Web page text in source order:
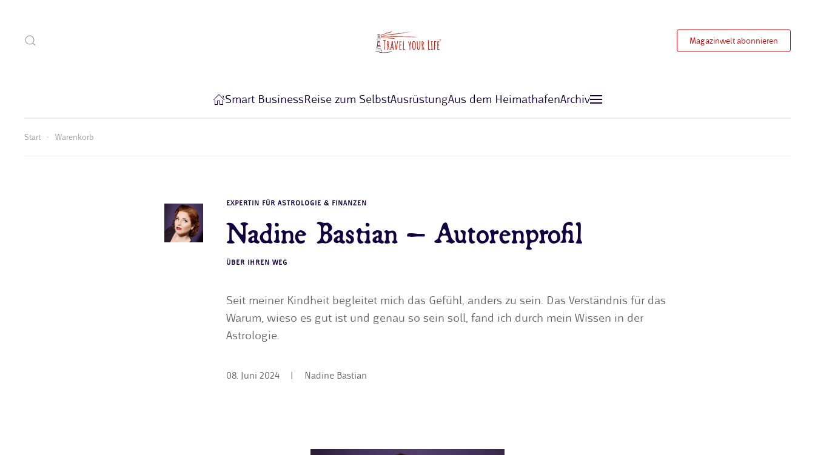
Zum Hauptinhalt springen Magazinwelt abonnieren
Smart BusinessReise zum SelbstAusrüstungAus dem HeimathafenArchiv
Start Warenkorb
EXPERTIN FÜR ASTROLOGIE & FINANZEN
Nadine Bastian – Autorenprofil
ÜBER IHREN WEG
Seit meiner Kindheit begleitet mich das Gefühl, anders zu sein. Das Verständnis für das
Warum, wieso es gut ist und genau so sein soll, fand ich durch mein Wissen in der
Astrologie.
08. Juni 2024| Nadine Bastian